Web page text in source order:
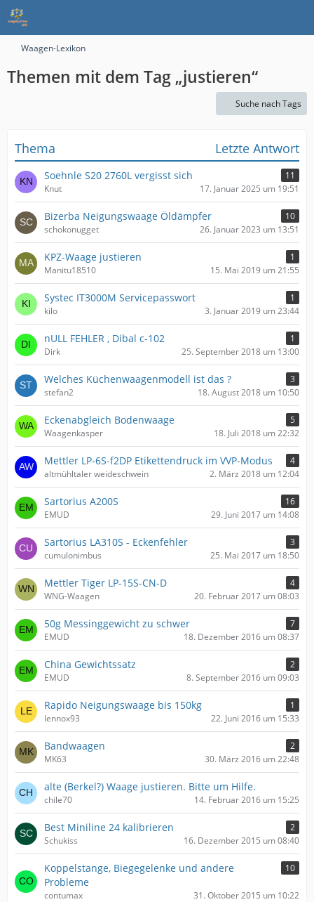
Waagen-Lexikon
Themen mit dem Tag „justieren“
Suche nach Tags
Thema Letzte Antwort
Soehnle S20 2760L vergisst sich
11
Knut
17. Januar 2025 um 19:51
Bizerba Neigungswaage Öldämpfer
10
schokonugget
26. Januar 2023 um 13:51
KPZ-Waage justieren
1
Manitu18510
15. Mai 2019 um 21:55
Systec IT3000M Servicepasswort
1
kilo
3. Januar 2019 um 23:44
nULL FEHLER , Dibal c-102
1
Dirk
25. September 2018 um 13:00
Welches Küchenwaagenmodell ist das ?
3
stefan2
18. August 2018 um 10:50
Eckenabgleich Bodenwaage
5
Waagenkasper
18. Juli 2018 um 22:32
Mettler LP-6S-f2DP Etikettendruck im VVP-Modus
4
altmühltaler weideschwein
2. März 2018 um 12:04
Sartorius A200S
16
EMUD
29. Juni 2017 um 14:08
Sartorius LA310S - Eckenfehler
3
cumulonimbus
25. Mai 2017 um 18:50
Mettler Tiger LP-15S-CN-D
4
WNG-Waagen
20. Februar 2017 um 08:03
50g Messinggewicht zu schwer
7
EMUD
18. Dezember 2016 um 08:37
China Gewichtssatz
2
EMUD
8. September 2016 um 09:03
Rapido Neigungswaage bis 150kg
1
lennox93
22. Juni 2016 um 15:33
Bandwaagen
2
MK63
30. März 2016 um 22:48
alte (Berkel?) Waage justieren. Bitte um Hilfe.
chile70 14. Februar 2016 um 15:25
Best Miniline 24 kalibrieren
2
Schukiss
16. Dezember 2015 um 08:40
Koppelstange, Biegegelenke und andere
Probleme
10
contumax 31. Oktober 2015 um 10:22